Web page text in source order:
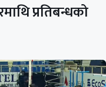
प्रतिबन्धको